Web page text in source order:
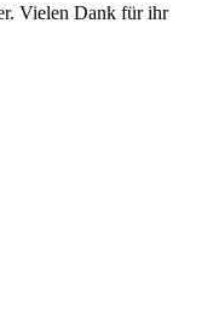
Vielen Dank für ihr